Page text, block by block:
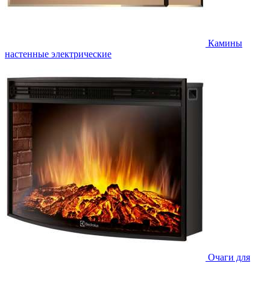
Камины
настенные электрические
Очаги для